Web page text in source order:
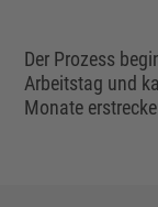
Der Prozess
Arbeitstag und
Monate